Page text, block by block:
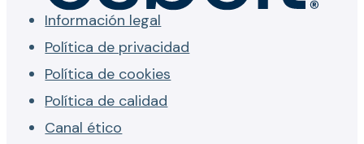
Información legal
Política de privacidad
Política de cookies
Política de calidad
Canal ético